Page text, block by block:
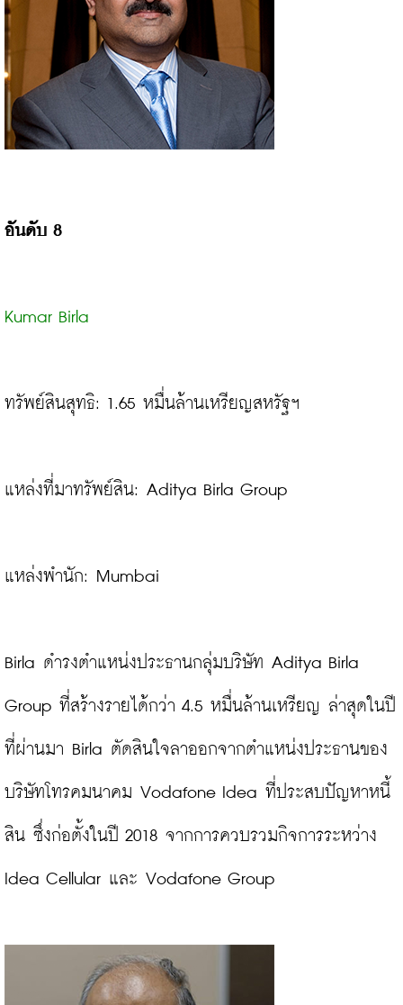
อันดับ 8
Kumar Birla
ทรัพย์สินสุทธิ: 1.65 หมื่นล้านเหรียญสหรัฐฯ
แหล่งที่มาทรัพย์สิน: Aditya Birla Group
แหล่งพำนัก: Mumbai
Birla ดำรงตำแหน่งประธานกลุ่มบริษัท Aditya Birla
Group ที่สร้างรายได้กว่า 4.5 หมื่นล้านเหรียญ ล่าสุดในปี
ที่ผ่านมา Birla ตัดสินใจลาออกจากตำแหน่งประธานของ
บริษัทโทรคมนาคม Vodafone Idea ที่ประสบปัญหาหนี้
สิน ซึ่งก่อตั้งในปี 2018 จากการควบรวมกิจการระหว่าง
Idea Cellular และ Vodafone Group